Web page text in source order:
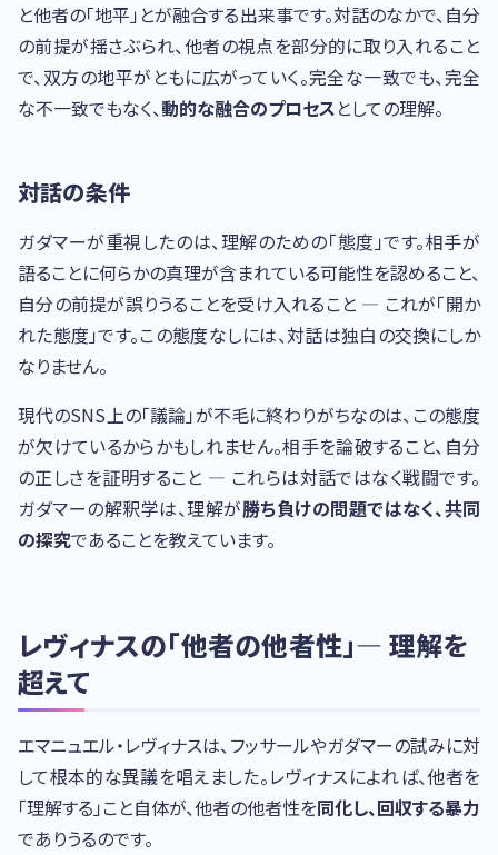
と他者の「地平」とが融合する出来事です。対話のなかで、自分
の前提が揺さぶられ、他者の視点を部分的に取り入れること
で、双方の地平がともに広がっていく。完全な一致でも、完全
な不一致でもなく、動的な融合のプロセスとしての理解。
対話の条件
ガダマーが重視したのは、理解のための「態度」です。相手が
語ることに何らかの真理が含まれている可能性を認めること、
自分の前提が誤りうることを受け入れること — これが「開か
れた態度」です。この態度なしには、対話は独白の交換にしか
なりません。
現代のSNS上の「議論」が不毛に終わりがちなのは、この態度
が欠けているからかもしれません。相手を論破すること、自分
の正しさを証明すること — これらは対話ではなく戦闘です。
ガダマーの解釈学は、理解が勝ち負けの問題ではなく、共同
の探究であることを教えています。
レヴィナスの「他者の他者性」— 理解を
超えて
エマニュエル・レヴィナスは、フッサールやガダマーの試みに対
して根本的な異議を唱えました。レヴィナスによれば、他者を
「理解する」こと自体が、他者の他者性を同化し、回収する暴力
でありうるのです。